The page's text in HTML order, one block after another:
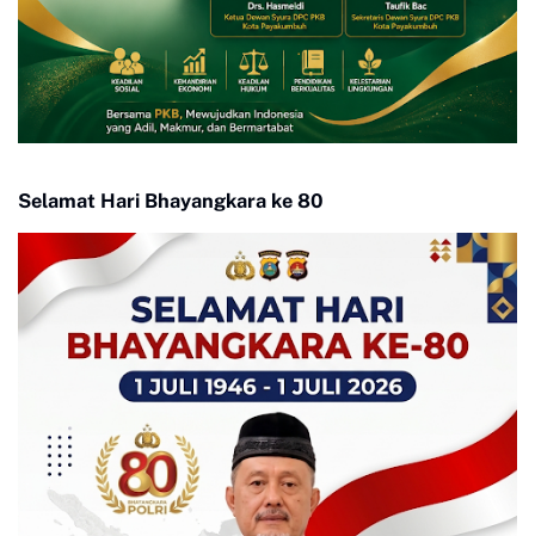
Selamat Hari Bhayangkara ke 80